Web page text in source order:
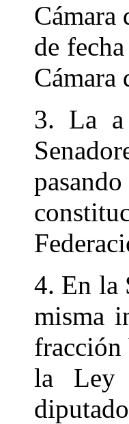
Cámara
de
Cámara
3. La a
4. En la
misma
la Ley